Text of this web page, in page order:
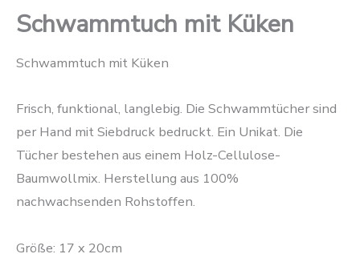
Schwammtuch mit Küken
Schwammtuch mit Küken
Frisch, funktional, langlebig. Die Schwammtücher sind
per Hand mit Siebdruck bedruckt. Ein Unikat. Die
Tücher bestehen aus einem Holz-Cellulose-
Baumwollmix. Herstellung aus 100%
nachwachsenden Rohstoffen.
Größe: 17 x 20cm